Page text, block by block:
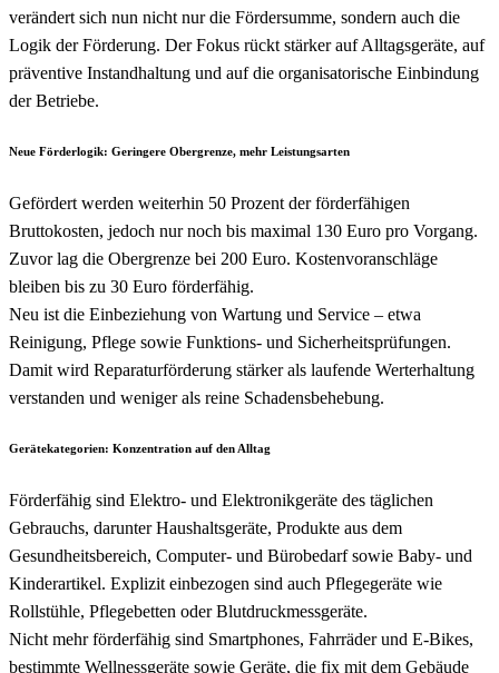
verändert sich nun nicht nur die Fördersumme, sondern auch die
Logik der Förderung. Der Fokus rückt stärker auf Alltagsgeräte, auf
präventive Instandhaltung und auf die organisatorische Einbindung
der Betriebe.
Neue Förderlogik: Geringere Obergrenze, mehr Leistungsarten
Gefördert werden weiterhin 50 Prozent der förderfähigen
Bruttokosten, jedoch nur noch bis maximal 130 Euro pro Vorgang.
Zuvor lag die Obergrenze bei 200 Euro. Kostenvoranschläge
bleiben bis zu 30 Euro förderfähig.
Neu ist die Einbeziehung von Wartung und Service – etwa
Reinigung, Pflege sowie Funktions- und Sicherheitsprüfungen.
Damit wird Reparaturförderung stärker als laufende Werterhaltung
verstanden und weniger als reine Schadensbehebung.
Gerätekategorien: Konzentration auf den Alltag
Förderfähig sind Elektro- und Elektronikgeräte des täglichen
Gebrauchs, darunter Haushaltsgeräte, Produkte aus dem
Gesundheitsbereich, Computer- und Bürobedarf sowie Baby- und
Kinderartikel. Explizit einbezogen sind auch Pflegegeräte wie
Rollstühle, Pflegebetten oder Blutdruckmessgeräte.
Nicht mehr förderfähig sind Smartphones, Fahrräder und E-Bikes,
bestimmte Wellnessgeräte sowie Geräte, die fix mit dem Gebäude